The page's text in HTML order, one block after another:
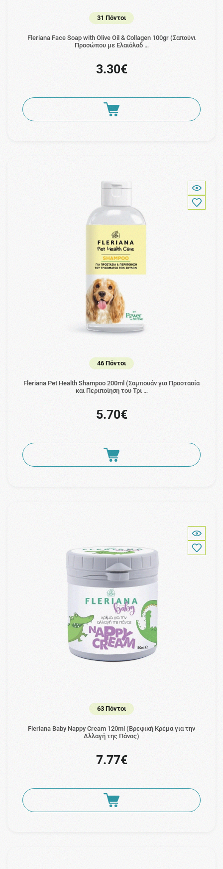
31 Πόντοι
Fleriana Face Soap with Olive Oil & Collagen 100gr (Σαπούνι
Προσώπου με Ελαιόλαδ …
3.30€
46 Πόντοι
Fleriana Pet Health Shampoo 200ml (Σαμπουάν για Προστασία
και Περιποίηση του Τρι …
5.70€
63 Πόντοι
Fleriana Baby Nappy Cream 120ml (Βρεφική Κρέμα για την
Αλλαγή της Πάνας)
7.77€